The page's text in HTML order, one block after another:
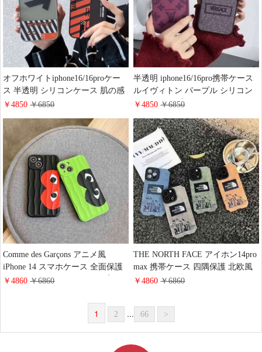
オフホワイトiphone16/16proケー
ス 半透明 シリコンケース 肌の感
off white アイホン 15promax/14plus
わいい ブランド galaxy S25/S24ケ
ース 高校生
￥4850￥6850
半透明 iphone16/16pro携帯ケース
ルイヴィトン パープル シリコン
ケース 肌の感 ヴェルサーチ
しマット仕上げ 激安 LV Samsung
Galaxy S25/S25Plusケース 耐衝撃
￥4850￥6850
Comme des Garçons アニメ風
iPhone 14 スマホケース 全面保護
コムデギャルソン iphone14プロマ
cdg シリコン アイフォーン13カバ
￥4860￥6860
THE NORTH FACE アイホン14pro
max 携帯ケース 四隅保護 北欧風
iphone14proケース the north face ロ
￥4860￥6860
1 2 ... 66 >